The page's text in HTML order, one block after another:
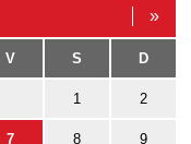
»
V S D
1 2
7 8 9